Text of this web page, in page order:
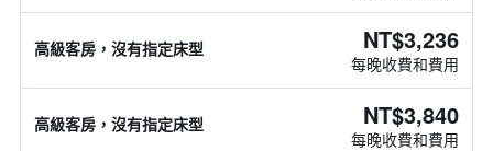
高級客房，沒有指定床型 NT$3,236
每晚收費和費用
高級客房，沒有指定床型 NT$3,840
每晚收費和費用